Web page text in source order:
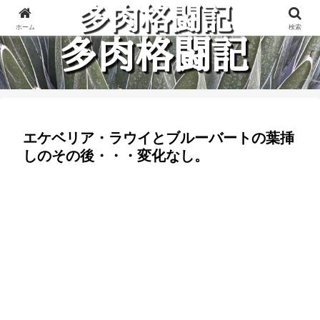
多肉植物と楽しく格闘している記録です。
エケベリア・ラウイとブルーバートの葉挿
しのその後・・・変化なし。
ホーム 検索